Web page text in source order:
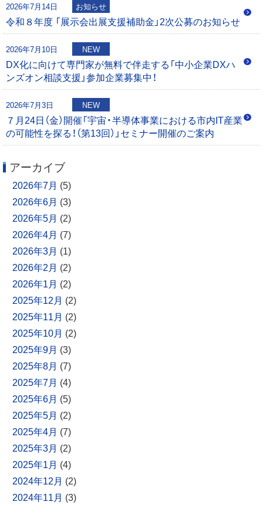
2026年7月14日 お知らせ
令和８年度 「展示会出展支援補助金」2次公募のお知らせ
2026年7月10日 NEW
DX化に向けて専門家が無料で伴走する「中小企業DXハ
ンズオン相談支援」参加企業募集中！
2026年7月3日 NEW
７月24日（金）開催「宇宙・半導体事業における市内IT産業
の可能性を探る！（第13回）」セミナー開催のご案内
アーカイブ
2026年7月 (5)
2026年6月 (3)
2026年5月 (2)
2026年4月 (7)
2026年3月 (1)
2026年2月 (2)
2026年1月 (2)
2025年12月 (2)
2025年11月 (2)
2025年10月 (2)
2025年9月 (3)
2025年8月 (7)
2025年7月 (4)
2025年6月 (5)
2025年5月 (2)
2025年4月 (7)
2025年3月 (2)
2025年1月 (4)
2024年12月 (2)
2024年11月 (3)